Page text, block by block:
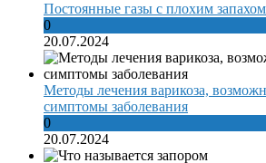
Постоянные газы с плохим
0
20.07.2024
Методы лечения варикоза,
симптомы заболевания
0
20.07.2024